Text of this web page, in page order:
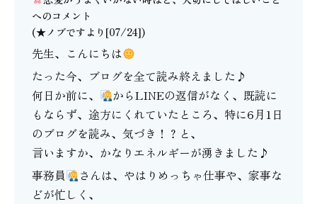
へのコメント
(★ノブですより[07/24])
先生、こんにちは
たった今、ブログを全て読み終えました♪
何日か前に、
からLINEの返信がなく、既読に
もならず、途方にくれていたところ、特に6月1日
のブログを読み、気づき！？と、
言いますか、かなりエネルギーが湧きました♪
事務員
さんは、やはりめっちゃ仕事や、家事な
どが忙しく、